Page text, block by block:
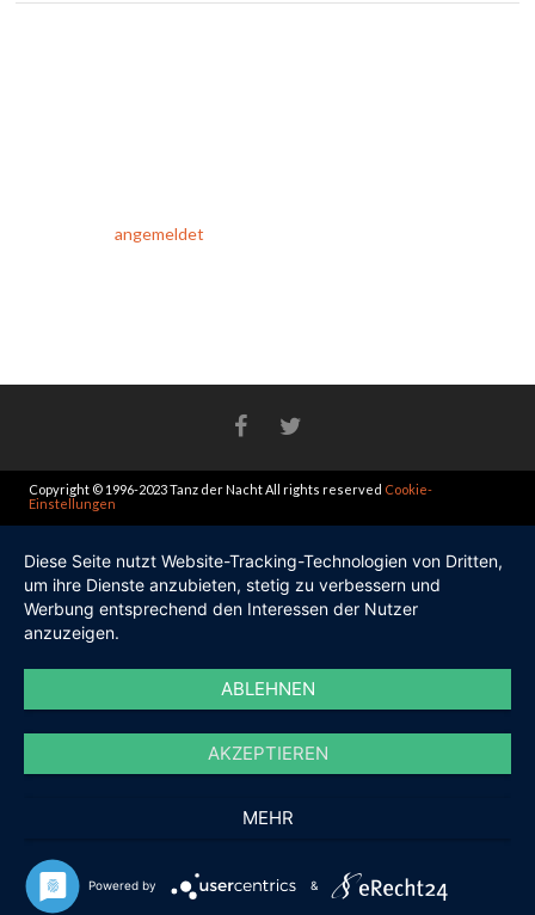
angemeldet
Copyright © 1996-2023 Tanz der Nacht All rights reserved Cookie-
Einstellungen
Diese Seite nutzt Website-Tracking-Technologien von Dritten,
um ihre Dienste anzubieten, stetig zu verbessern und
Werbung entsprechend den Interessen der Nutzer
anzuzeigen.
ABLEHNEN
AKZEPTIEREN
MEHR
Powered by &